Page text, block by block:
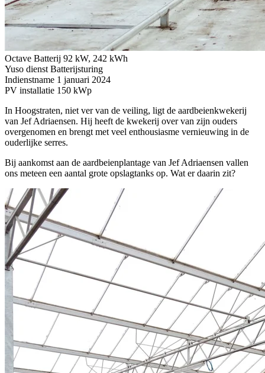
Octave Batterij 92 kW, 242 kWh
Yuso dienst Batterijsturing
Indienstname 1 januari 2024
PV installatie 150 kWp
In Hoogstraten, niet ver van de veiling, ligt de aardbeienkwekerij
van Jef Adriaensen. Hij heeft de kwekerij over van zijn ouders
overgenomen en brengt met veel enthousiasme vernieuwing in de
ouderlijke serres.
Bij aankomst aan de aardbeienplantage van Jef Adriaensen vallen
ons meteen een aantal grote opslagtanks op. Wat er daarin zit?